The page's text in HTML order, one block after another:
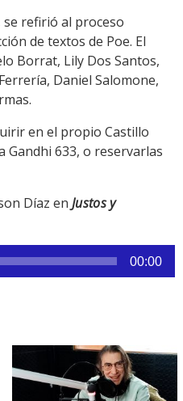
refirió al proceso
de textos de Poe. El
Borrat, Lily Dos Santos,
Daniel Salomone,
en el propio Castillo
633, o reservarlas
Díaz en Justos y
00:00